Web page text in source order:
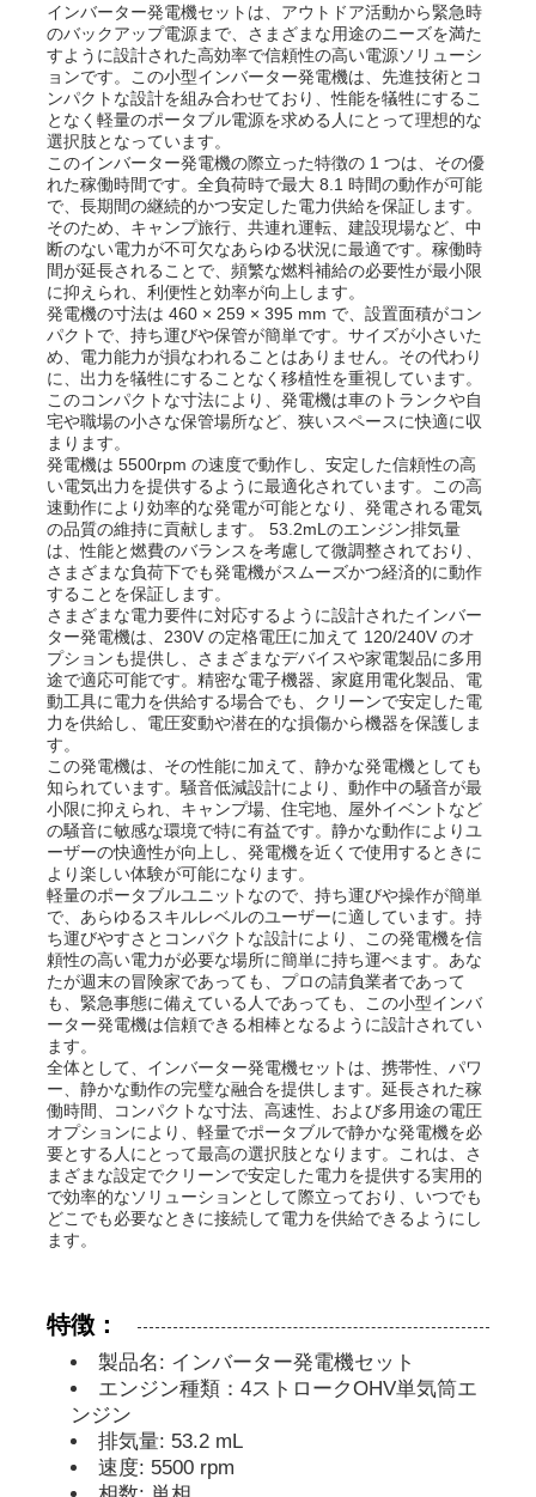
ホーム
製品
ビデオ
企業情報
会社案内
品質管理
お問い合わせ
ニュース
すべての場合
見積依頼
ディーゼル発電機セット
ガソリン発電機セット
インバーター発電機セット
ポータブル発電機セット
産業用発電機セット
デジタル発電機セット
オープンフレームジェネレーター
インバーター発電機セットは、アウトドア活動から緊急時
のバックアップ電源まで、さまざまな用途のニーズを満た
すように設計された高効率で信頼性の高い電源ソリューシ
ョンです。この小型インバーター発電機は、先進技術とコ
ンパクトな設計を組み合わせており、性能を犠牲にするこ
となく軽量のポータブル電源を求める人にとって理想的な
選択肢となっています。
このインバーター発電機の際立った特徴の 1 つは、その優
れた稼働時間です。全負荷時で最大 8.1 時間の動作が可能
で、長期間の継続的かつ安定した電力供給を保証します。
そのため、キャンプ旅行、共連れ運転、建設現場など、中
断のない電力が不可欠なあらゆる状況に最適です。稼働時
間が延長されることで、頻繁な燃料補給の必要性が最小限
に抑えられ、利便性と効率が向上します。
発電機の寸法は 460 × 259 × 395 mm で、設置面積がコン
パクトで、持ち運びや保管が簡単です。サイズが小さいた
め、電力能力が損なわれることはありません。その代わり
に、出力を犠牲にすることなく移植性を重視しています。
このコンパクトな寸法により、発電機は車のトランクや自
宅や職場の小さな保管場所など、狭いスペースに快適に収
まります。
発電機は 5500rpm の速度で動作し、安定した信頼性の高
い電気出力を提供するように最適化されています。この高
速動作により効率的な発電が可能となり、発電される電気
の品質の維持に貢献します。 53.2mLのエンジン排気量
は、性能と燃費のバランスを考慮して微調整されており、
さまざまな負荷下でも発電機がスムーズかつ経済的に動作
することを保証します。
さまざまな電力要件に対応するように設計されたインバー
ター発電機は、230V の定格電圧に加えて 120/240V のオ
プションも提供し、さまざまなデバイスや家電製品に多用
途で適応可能です。精密な電子機器、家庭用電化製品、電
動工具に電力を供給する場合でも、クリーンで安定した電
力を供給し、電圧変動や潜在的な損傷から機器を保護しま
す。
この発電機は、その性能に加えて、静かな発電機としても
知られています。騒音低減設計により、動作中の騒音が最
小限に抑えられ、キャンプ場、住宅地、屋外イベントなど
の騒音に敏感な環境で特に有益です。静かな動作によりユ
ーザーの快適性が向上し、発電機を近くで使用するときに
より楽しい体験が可能になります。
軽量のポータブルユニットなので、持ち運びや操作が簡単
で、あらゆるスキルレベルのユーザーに適しています。持
ち運びやすさとコンパクトな設計により、この発電機を信
頼性の高い電力が必要な場所に簡単に持ち運べます。あな
たが週末の冒険家であっても、プロの請負業者であって
も、緊急事態に備えている人であっても、この小型インバ
ーター発電機は信頼できる相棒となるように設計されてい
ます。
全体として、インバーター発電機セットは、携帯性、パワ
ー、静かな動作の完璧な融合を提供します。延長された稼
働時間、コンパクトな寸法、高速性、および多用途の電圧
オプションにより、軽量でポータブルで静かな発電機を必
要とする人にとって最高の選択肢となります。これは、さ
まざまな設定でクリーンで安定した電力を提供する実用的
で効率的なソリューションとして際立っており、いつでも
どこでも必要なときに接続して電力を供給できるようにし
ます。
特徴：
製品名: インバーター発電機セット
エンジン種類：4ストロークOHV単気筒エ
ンジン
排気量: 53.2 mL
速度: 5500 rpm